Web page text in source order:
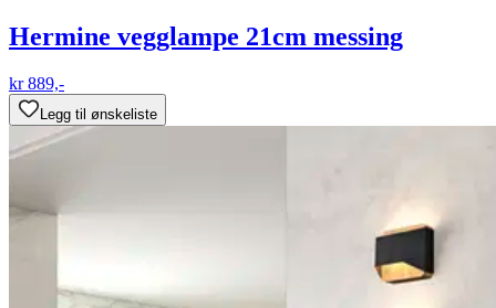
Hermine vegglampe 21cm messing
kr 889,-
Legg til ønskeliste